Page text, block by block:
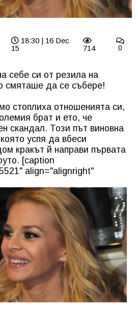
18:30 | 16 Dec
15
714 0
себе си от резила на
смяташе да се събере!
стоплиха отношенията си,
брат и ето, че
скандал. Този път виновна
успя да вбеси
кракът й направи първата
[caption
align="alignright"